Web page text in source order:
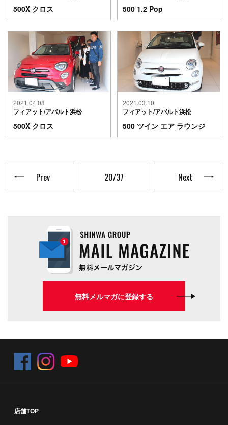
500X クロス 500 1.2 Pop
2021.04.08
フィアット/アバルト浜松
500X クロス
2021.03.10
フィアット/アバルト浜松
500 ツイン エア ラウンジ
Prev 20/37 Next
無料メルマガに登録する
店舗TOP